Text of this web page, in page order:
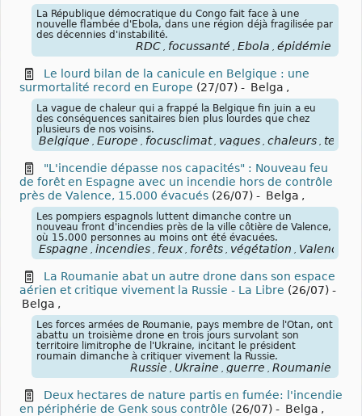
La République démocratique du Congo fait face à une
nouvelle flambée d'Ebola, dans une région déjà fragilisée par
des décennies d'instabilité.
RDC focussanté Ebola épidémie
Le lourd bilan de la canicule en Belgique : une
surmortalité record en Europe (27/07) - Belga ,
La vague de chaleur qui a frappé la Belgique fin juin a eu
des conséquences sanitaires bien plus lourdes que chez
plusieurs de nos voisins.
Belgique Europe focusclimat vagues chaleurs
"L'incendie dépasse nos capacités" : Nouveau feu
de forêt en Espagne avec un incendie hors de contrôle
près de Valence, 15.000 évacués (26/07) - Belga ,
Les pompiers espagnols luttent dimanche contre un
nouveau front d'incendies près de la ville côtière de Valence,
où 15.000 personnes au moins ont été évacuées.
Espagne incendies feux forêts végétation Valence
La Roumanie abat un autre drone dans son espace
aérien et critique vivement la Russie - La Libre (26/07) -
Belga ,
Les forces armées de Roumanie, pays membre de l'Otan, ont
abattu un troisième drone en trois jours survolant son
territoire limitrophe de l'Ukraine, incitant le président
roumain dimanche à critiquer vivement la Russie.
Russie Ukraine guerre Roumanie
Deux hectares de nature partis en fumée: l'incendie
en périphérie de Genk sous contrôle (26/07) - Belga ,